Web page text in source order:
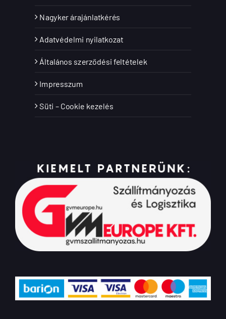
Nagyker árajánlatkérés
Adatvédelmi nyilatkozat
Általános szerződési feltételek
Impresszum
Süti – Cookie kezelés